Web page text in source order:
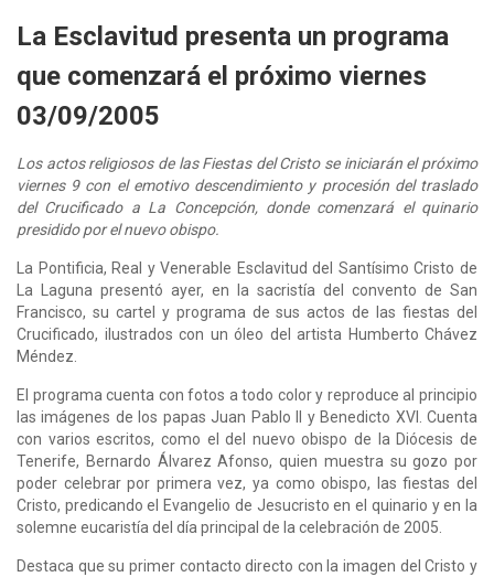
La Esclavitud presenta un programa
que comenzará el próximo viernes
03/09/2005
Los actos religiosos de las Fiestas del Cristo se iniciarán el próximo
viernes 9 con el emotivo descendimiento y procesión del traslado
del Crucificado a La Concepción, donde comenzará el quinario
presidido por el nuevo obispo.​
La Pontificia, Real y Venerable Esclavitud del Santísimo Cristo de
La Laguna presentó ayer, en la sacristía del convento de San
Francisco, su cartel y programa de sus actos de las fiestas del
Crucificado, ilustrados con un óleo del artista Humberto Chávez
Méndez.
El programa cuenta con fotos a todo color y reproduce al principio
las imágenes de los papas Juan Pablo II y Benedicto XVI. Cuenta
con varios escritos, como el del nuevo obispo de la Diócesis de
Tenerife, Bernardo Álvarez Afonso, quien muestra su gozo por
poder celebrar por primera vez, ya como obispo, las fiestas del
Cristo, predicando el Evangelio de Jesucristo en el quinario y en la
solemne eucaristía del día principal de la celebración de 2005.
Destaca que su primer contacto directo con la imagen del Cristo y